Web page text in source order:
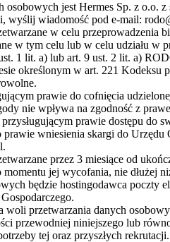
osobowych jest Hermes Sp. z o.o.
wyślij wiadomość pod e-mail:
w celu przeprowadzenia
w tym celu lub w celu udziału w
1 lit. a) lub art. 9 ust. 2 lit. a)
określonym w art. 221 Kodeksu
prawie do cofnięcia
nie wpływa na zgodność z
prawie dostępu do
prawie wniesienia skargi do
przez 3 miesiące od
jej wycofania, nie dłużej
będzie hostingodawca poczty
woli przetwarzania danych
przewodniej niniejszego lub
tej oraz przyszłych rekrutacji.